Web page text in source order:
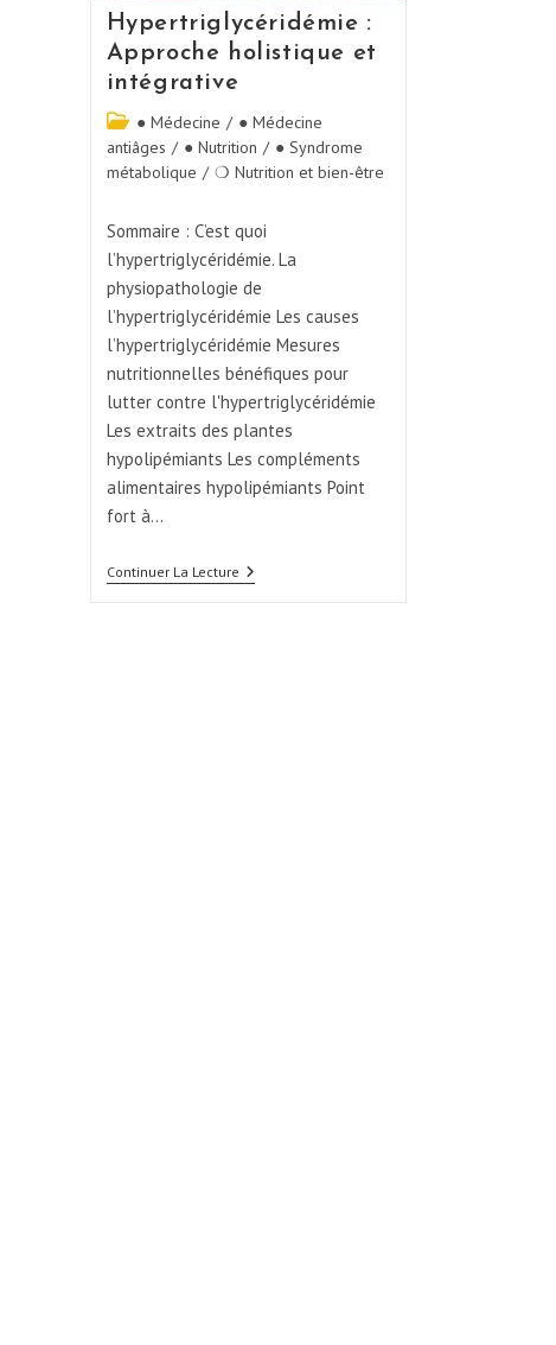
Hypertriglycéridémie :
Approche holistique et
intégrative
● Médecine / ● Médecine
antiâges / ● Nutrition / ● Syndrome
métabolique / ❍ Nutrition et bien-être
Sommaire : C’est quoi
l’hypertriglycéridémie. La
physiopathologie de
l’hypertriglycéridémie Les causes
l’hypertriglycéridémie Mesures
nutritionnelles bénéfiques pour
lutter contre l'hypertriglycéridémie
Les extraits des plantes
hypolipémiants Les compléments
alimentaires hypolipémiants Point
fort à…
Continuer La Lecture